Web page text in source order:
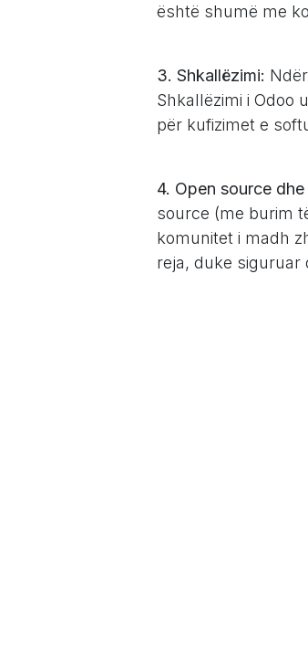
është shumë me
3. Shkallëzimi:
Shkallëzimi i Odoo
për kufizimet e
4. Open source
source (me burim
komunitet i madh
reja, duke siguruar